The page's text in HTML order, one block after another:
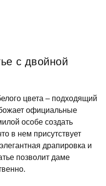
с двойной
цвета – подходящий
официальные
особе создать
в нем присутствует
драпировка и
позволит даме